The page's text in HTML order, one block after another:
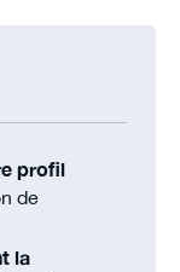
profil
de
la